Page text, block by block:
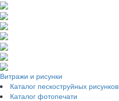
Витражи и рисунки
Каталог пескоструйных рисунков
Каталог фотопечати